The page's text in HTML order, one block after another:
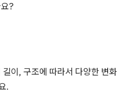
?
이, 구조에 따라서 다양한 변화
.